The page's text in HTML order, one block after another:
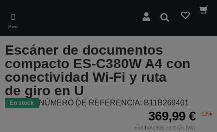
main
content
Menú
Buscar
Escáner de documentos
compacto ES-C380W A4 con
conectividad Wi-Fi y ruta
de giro en U
En stock NÚMERO DE REFERENCIA: B11B269401
369,99 € -13%
con IVA (305,78 € sin IVA)